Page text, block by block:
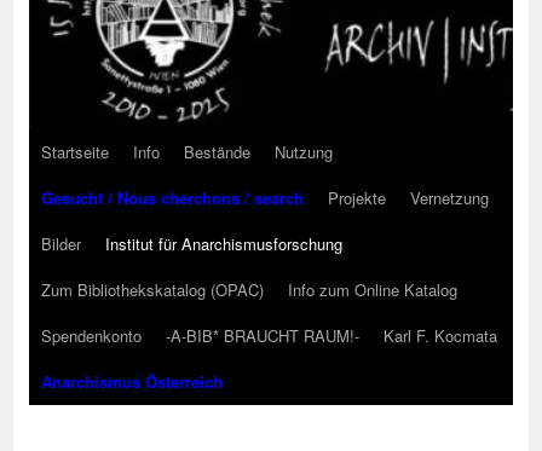
Startseite Info Bestände
Nutzung
Gesucht / Nous cherchons / search
Projekte
Vernetzung
Bilder
Institut für Anarchismusforschung
Zum Bibliothekskatalog (OPAC)
Info zum Online Katalog
Spendenkonto
-A-BIB* BRAUCHT RAUM!-
Karl F. Kocmata
Anarchismus Österreich